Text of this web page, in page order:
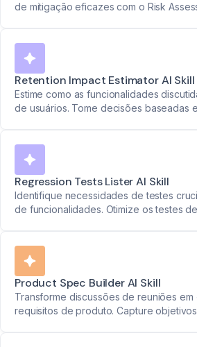
de mitigação eficazes com o Risk
Retention Impact Estimator AI Skill
Estime como as funcionalidades
de usuários. Tome decisões baseadas
Regression Tests Lister AI Skill
Identifique necessidades de testes
de funcionalidades. Otimize os testes
Product Spec Builder AI Skill
Transforme discussões de reuniões
requisitos de produto. Capture